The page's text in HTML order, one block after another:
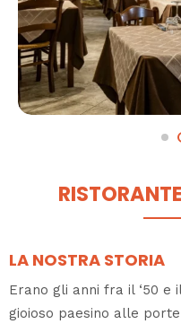
LA NOSTRA STORIA
Erano gli anni fra il ‘50 e
gioioso paesino alle